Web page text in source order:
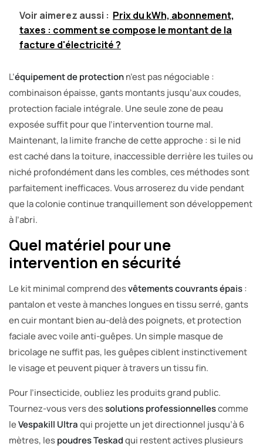
Voir aimerez aussi : Prix du kWh, abonnement,
taxes : comment se compose le montant de la
facture d'électricité ?
L’équipement de protectionn’est pas négociable :
combinaison épaisse, gants montants jusqu’aux coudes,
protection faciale intégrale. Une seule zone de peau
exposée suffit pour que l’intervention tourne mal.
Maintenant, la limite franche de cette approche : si le nid
est caché dans la toiture, inaccessible derrière les tuiles ou
niché profondément dans les combles, ces méthodes sont
parfaitement inefficaces. Vous arroserez du vide pendant
que la colonie continue tranquillement son développement
à l’abri.
Quel matériel pour une
intervention en sécurité
Le kit minimal comprend desvêtements couvrants épais:
pantalon et veste à manches longues en tissu serré, gants
en cuir montant bien au-delà des poignets, et protection
faciale avec voile anti-guêpes. Un simple masque de
bricolage ne suffit pas, les guêpes ciblent instinctivement
le visage et peuvent piquer à travers un tissu fin.
Pour l’insecticide, oubliez les produits grand public.
Tournez-vous vers dessolutions professionnellescomme
leVespakill Ultraqui projette un jet directionnel jusqu’à 6
mètres, lespoudres Teskadqui restent actives plusieurs